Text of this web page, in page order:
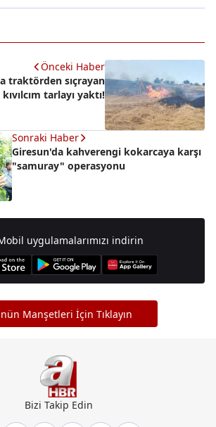
Önceki Haber
traktörden sıçrayan
kıvılcım tarlayı yaktı!
Sonraki Haber
Giresun'da kahverengi kokarcaya karşı
"samuray" operasyonu
uygulamalarımızı indirin
Manşetleri İçin Tıklayın
Bizi Takip Edin